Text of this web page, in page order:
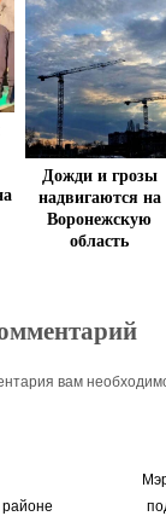
Дожди и грозы
надвигаются на
Воронежскую
область
вам